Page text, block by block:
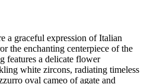
a graceful expression of Italian
the enchanting centerpiece of the
features a delicate flower
white zircons, radiating timeless
oval cameo of agate and